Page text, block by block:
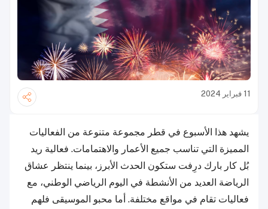
11 فبراير 2024
يشهد هذا الأسبوع في قطر مجموعة متنوعة من الفعاليات
المميزة التي تناسب جميع الأعمار والاهتمامات. فعالية ريد
بُل كار بارك درِفت ستكون الحدث الأبرز، بينما ينتظر عشاق
الرياضة العديد من الأنشطة في اليوم الرياضي الوطني، مع
فعاليات تقام في مواقع مختلفة. أما محبو الموسيقى فلهم